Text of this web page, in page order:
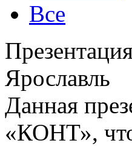
Все
Ярославль
Данная
«КОНТ»,